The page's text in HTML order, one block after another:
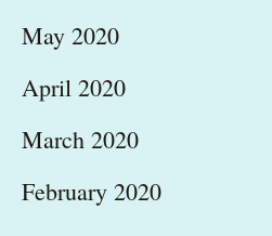
May 2020
April 2020
March 2020
February 2020